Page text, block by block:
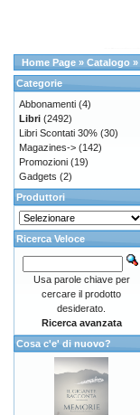
Home Page » Catalogo »
Categorie
Abbonamenti (4)
Libri (2492)
Libri Scontati 30% (30)
Magazines-> (142)
Promozioni (19)
Gadgets (2)
Produttori
Ricerca Veloce
Usa parole chiave per
cercare il prodotto
desiderato.
Ricerca avanzata
Cosa c'e' di nuovo?